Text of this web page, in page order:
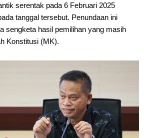
serentak pada 6 Februari 2025
tanggal tersebut. Penundaan ini
sengketa hasil pemilihan yang masih
Konstitusi (MK).